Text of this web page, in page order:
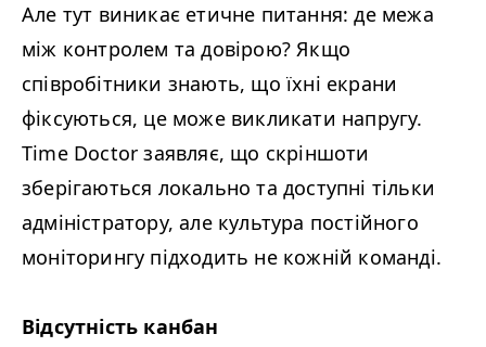
Але тут виникає етичне питання: де межа
між контролем та довірою? Якщо
співробітники знають, що їхні екрани
фіксуються, це може викликати напругу.
Time Doctor заявляє, що скріншоти
зберігаються локально та доступні тільки
адміністратору, але культура постійного
моніторингу підходить не кожній команді.
Відсутність канбан